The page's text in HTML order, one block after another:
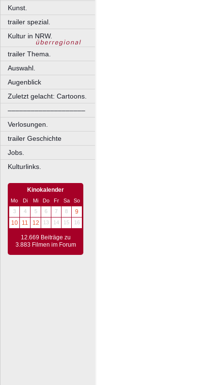
Kunst.
trailer spezial.
Kultur in NRW.
trailer Thema.
Auswahl.
Augenblick
Zuletzt gelacht: Cartoons.
––––––––––––––––––––
Verlosungen.
trailer Geschichte
Jobs.
Kulturlinks.
Kinokalender
Mo Di Mi Do Fr Sa
So
3
4 5 6 7 8
9
10
11 12 13 14 15 16
12.669 Beiträge zu
3.883 Filmen im Forum